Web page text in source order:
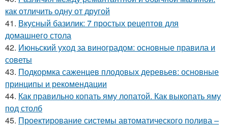
как отличить одну от другой
41. Вкусный базилик: 7 простых рецептов для
домашнего стола
42. Июньский уход за виноградом: основные правила и
советы
43. Подкормка саженцев плодовых деревьев: основные
принципы и рекомендации
44. Как правильно копать яму лопатой. Как выкопать яму
под столб
45. Проектирование системы автоматического полива –